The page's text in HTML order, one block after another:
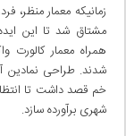
خم قصد داشت تا
شهری برآورده سازد.